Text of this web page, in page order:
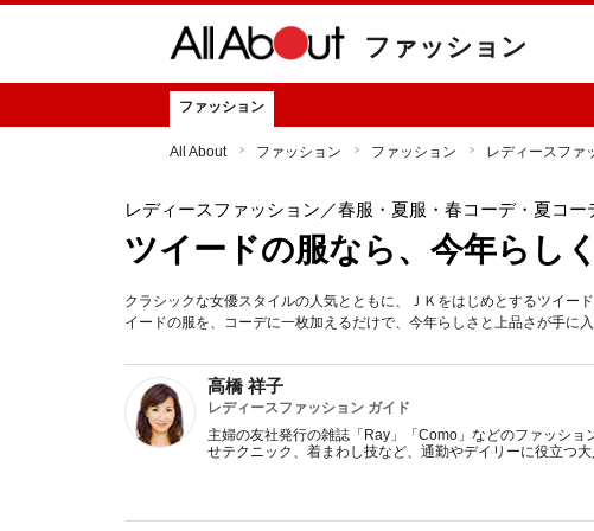
ファッション
ファッション
All About ファッション ファッション レディースファ
レディースファッション ／春服・夏服・春コーデ・夏コー
ツイードの服なら、今年らし
クラシックな女優スタイルの人気とともに、ＪＫをはじめとするツイー
イードの服を、コーデに一枚加えるだけで、今年らしさと上品さが手に入
高橋 祥子
レディースファッション ガイド
主婦の友社発行の雑誌「Ray」「Como」などのファッシ
せテクニック、着まわし技など、通勤やデイリーに役立つ大